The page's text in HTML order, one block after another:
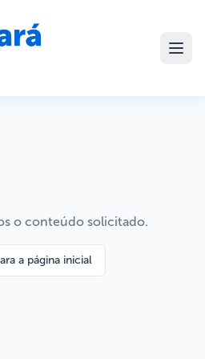
o conteúdo solicitado.
a página inicial